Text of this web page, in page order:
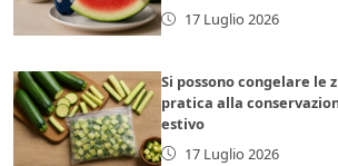
17 Luglio 2026
Si possono congelare le
pratica alla
estivo
17 Luglio 2026